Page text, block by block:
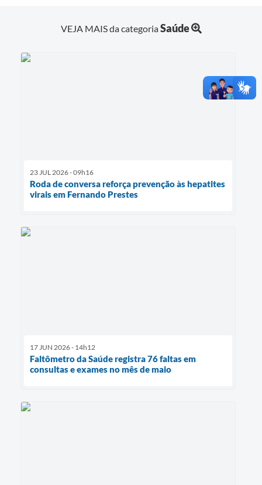
VEJA MAIS da categoriaSaúde
23 JUL 2026 - 09h16
Roda de conversa reforça prevenção às hepatites
virais em Fernando Prestes
17 JUN 2026 - 14h12
Faltômetro da Saúde registra 76 faltas em
consultas e exames no mês de maio